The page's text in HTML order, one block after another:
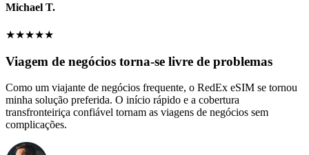
Michael T.
★★★★★
Viagem de negócios torna-se livre de problemas
Como um viajante de negócios frequente, o RedEx eSIM se tornou
minha solução preferida. O início rápido e a cobertura
transfronteiriça confiável tornam as viagens de negócios sem
complicações.